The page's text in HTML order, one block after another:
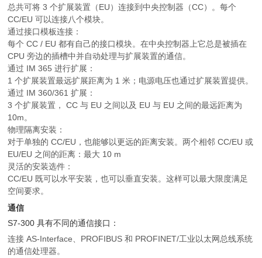
总共可将 3 个扩展装置（EU）连接到中央控制器（CC）。每个
CC/EU 可以连接八个模块。
通过接口模板连接：
每个 CC / EU 都有自己的接口模块。在中央控制器上它总是被插在
CPU 旁边的插槽中并自动处理与扩展装置的通信。
通过 IM 365 进行扩展：
1 个扩展装置最远扩展距离为 1 米；电源电压也通过扩展装置提供。
通过 IM 360/361 扩展：
3 个扩展装置， CC 与 EU 之间以及 EU 与 EU 之间的最远距离为
10m。
物理隔离安装：
对于单独的 CC/EU，也能够以更远的距离安装。两个相邻 CC/EU 或
EU/EU 之间的距离：最大 10 m
灵活的安装选件：
CC/EU 既可以水平安装，也可以垂直安装。这样可以最大限度满足
空间要求。
通信
S7-300 具有不同的通信接口：
连接 AS-Interface、PROFIBUS 和 PROFINET/工业以太网总线系统
的通信处理器。